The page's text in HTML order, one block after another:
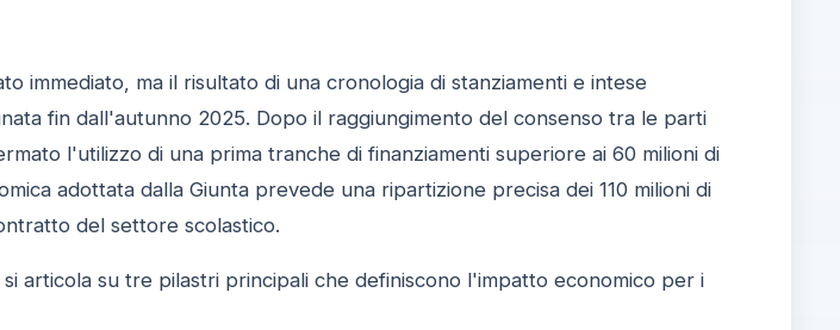
immediato, ma il risultato di una cronologia di stanziamenti e intese
fin dall'autunno 2025. Dopo il raggiungimento del consenso tra le parti
l'utilizzo di una prima tranche di finanziamenti superiore ai 60 milioni di
adottata dalla Giunta prevede una ripartizione precisa dei 110 milioni di
del settore scolastico.
articola su tre pilastri principali che definiscono l'impatto economico per i